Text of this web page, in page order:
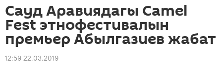
Сауд Аравиядагы Camel
Fest этнофестивалын
премьер Абылгазиев жабат
12:59 22.03.2019